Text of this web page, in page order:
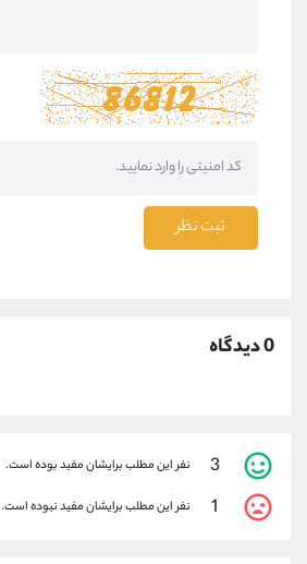
ثبت نظر
0 دیدگاه
3 نفر این مطلب برایشان مفید بوده است.
1 نفر این مطلب برایشان مفید نبوده است.